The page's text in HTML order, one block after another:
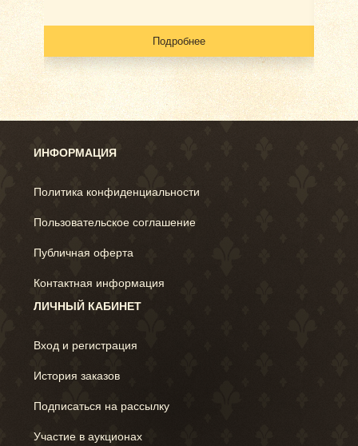
Подробнее
ИНФОРМАЦИЯ
Политика конфиденциальности
Пользовательское соглашение
Публичная оферта
Контактная информация
ЛИЧНЫЙ КАБИНЕТ
Вход и регистрация
История заказов
Подписаться на рассылку
Участие в аукционах